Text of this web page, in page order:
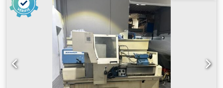
365 mm
, hauteur de pointe: 280 mm, poids total:
O F F R E Nous pouvons vous proposer, sans engagement,
sous réserve d’erreur et de vente intermédiaire, depuis
notre stock : V D F - BOEHRINGER Tour universel à
commande par cycles type DUS 560 Année de fabrication :
1998 / révisé en 2008 Hauteur de pointe : 280 mm
Diamètre maximal de rotation au-dessus du banc : 570
mm Diamètre maximal de rotation au-dessus du chariot